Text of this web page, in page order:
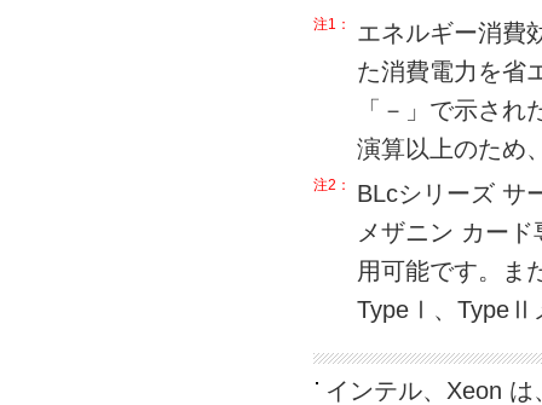
注1：
エネルギー消費
た消費電力を省
「－」で示さ
演算以上のため
注2：
BLcシリーズ サ
メザニン カー
用可能です。ま
TypeⅠ、TypeⅡ
インテル、Xeon